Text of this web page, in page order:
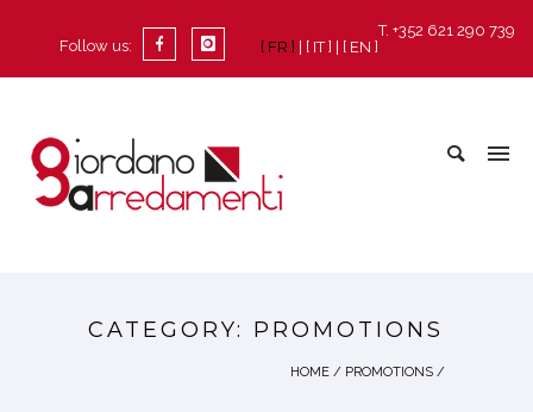
T. +352 621 290 739
[ FR ]
[ IT ] [ EN ]
Follow us:
CATEGORY: PROMOTIONS
HOME / PROMOTIONS /